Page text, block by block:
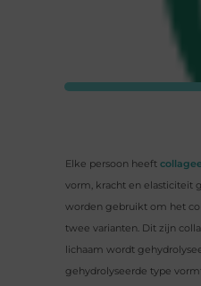
Elke persoon heeft
vorm, kracht en elasticiteit
worden gebruikt om het
twee varianten. Dit zijn
lichaam wordt
gehydrolyseerde type